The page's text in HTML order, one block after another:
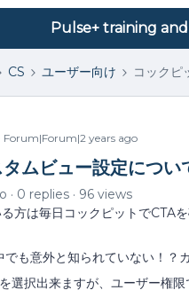
Pulse+ training
CS ユーザー向け コックピ
Forum|Forum|2 years ago
ムビュー設定につい
0 replies
96 views
方は毎日コックピットでCTA
も意外と知られていない！？
選択出来ますが、ユーザー権